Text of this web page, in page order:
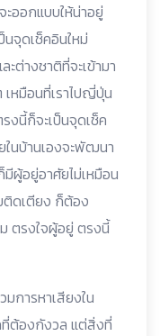
ะออกแบบให้น่าอยู่
จุดเช็คอินใหม่
ะต่างชาติที่จะเข้ามา
หมือนที่เราไปญี่ปุ่น
งนี้ก็จะเป็นจุดเช็ค
ในบ้านเองจะพัฒนา
มีผู้อยู่อาศัยไม่เหมือน
ติดเตียง ก็ต้อง
ตรงใจผู้อยู่ ตรงนี้
การหาเสียงใน
ต้องกังวล แต่สิ่งที่